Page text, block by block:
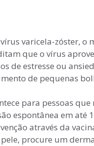
varicela-zóster, o
que o vírus
de estresse ou
de pequenas
para pessoas
espontânea em até
através da
pele, procure um